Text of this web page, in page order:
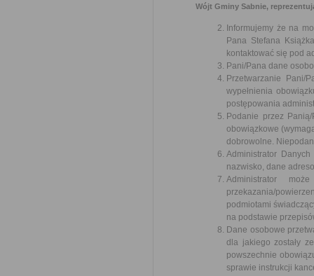
Wójt Gminy Sabnie,
Informujemy że na
Pana Stefana
kontaktować się pod
Pani/Pana dane
Przetwarzanie
wypełnienia
postępowania
Podanie przez
obowiązkowe
dobrowolne.
Administrator
nazwisko, dane
Administrator
przekazania/
podmiotami
na podstawie
Dane osobowe
dla jakiego zostały
powszechnie
sprawie instrukcji